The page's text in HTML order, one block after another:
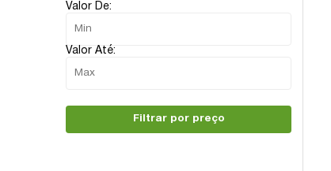
Valor De:
Valor Até:
Filtrar por preço